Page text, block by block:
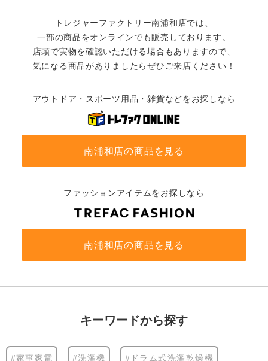
トレジャーファクトリー南浦和店では、
一部の商品をオンラインでも販売しております。
店頭で実物を確認いただける場合もありますので、
気になる商品がありましたらぜひご来店ください！
アウトドア・スポーツ用品・雑貨などをお探しなら
南浦和店の商品を見る
ファッションアイテムをお探しなら
南浦和店の商品を見る
キーワードから探す
#家事家電 #洗濯機 #ドラム式洗濯乾燥機